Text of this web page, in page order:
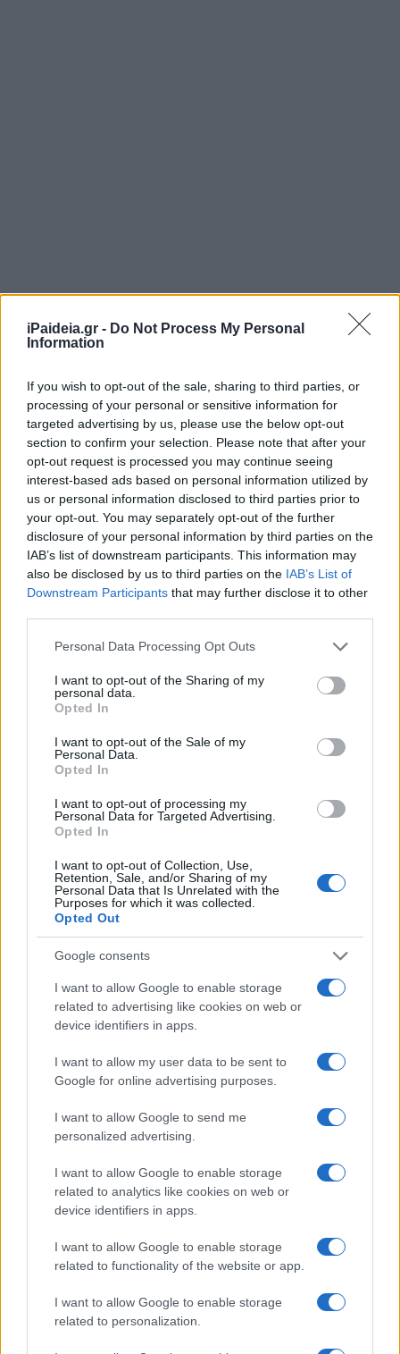
iPaideia.gr - Do Not Process My Personal
Information
If you wish to opt-out of the sale, sharing to third parties, or
processing of your personal or sensitive information for
targeted advertising by us, please use the below opt-out
section to confirm your selection. Please note that after your
opt-out request is processed you may continue seeing
interest-based ads based on personal information utilized by
us or personal information disclosed to third parties prior to
your opt-out. You may separately opt-out of the further
disclosure of your personal information by third parties on the
IAB’s list of downstream participants. This information may
also be disclosed by us to third parties on the IAB’s List of
Downstream Participants that may further disclose it to other
Please note that this website/app uses one or more Google
not limited to your visit or usage behaviour. You may click to
grant or deny consent to Google and its third-party tags to
use your data for below specified purposes in below Google
consent section.
Personal Data Processing Opt Outs
I want to opt-out of the Sharing of my
personal data.
Opted In
I want to opt-out of the Sale of my
Personal Data.
Opted In
I want to opt-out of processing my
Personal Data for Targeted Advertising.
Opted In
I want to opt-out of Collection, Use,
Retention, Sale, and/or Sharing of my
Personal Data that Is Unrelated with the
Purposes for which it was collected.
Opted Out
Google consents
I want to allow Google to enable storage
related to advertising like cookies on web or
device identifiers in apps.
I want to allow my user data to be sent to
Google for online advertising purposes.
I want to allow Google to send me
personalized advertising.
I want to allow Google to enable storage
related to analytics like cookies on web or
device identifiers in apps.
I want to allow Google to enable storage
related to functionality of the website or app.
I want to allow Google to enable storage
related to personalization.
Οιτιμές του πετρελαίου αναμένεται να σημειώσουν
μικρά κέρδη το 2023, καθώς το θολό παγκόσμιο
οικονομικό σκηνικό και οι εξάρσεις της COVID-19 στην
Κίνα απειλούν τη ζήτηση και αντισταθμίζουν τον
αντίκτυπο των ελλειμμάτων προσφοράς που
προκαλούνται από τις κυρώσεις στη Ρωσία, σύμφωνα με
δημοσκόπηση του Reuters.
Μια έρευνα 30 οικονομολόγων και αναλυτών προβλέπει
ότι το Brent θα φθάσει κατά μέσο όρο τα 89,37 δολάρια
το βαρέλι το 2023, περίπου 4,6% χαμηλότερα από την
εκτίμηση για 93,65 δολάρια σε έρευνα του Νοεμβρίου. Το
βαρέλι.
Προσεχώς… ύφεση
«Αναμένουμε ότι η παγκόσμια οικονομία θα διολισθήσει
σε ύφεση στις αρχές του 2023 καθώς γίνονται αισθητές
οι επιπτώσεις του υψηλού πληθωρισμού και της
αύξησης των επιτοκίων», δήλωσε ο Μπράντλεϊ Σάντερς,
βοηθός οικονομολόγος στην Capital Economics.
Το Brent έχει υποχωρήσει περισσότερο από 15% από τις
αρχές Νοεμβρίου και διαπραγματευόταν περίπου στα 84
δολάρια το βαρέλι την Παρασκευή, καθώς η αύξηση των
κρουσμάτων COVID-19 στην Κίνα μείωσε τις προοπτικές
για αύξηση της ζήτησης πετρελαίου στον μεγαλύτερο
εισαγωγέα αργού πετρελαίου στον κόσμο.
Πότε αναμένεται να αυξηθεί η ζήτηση
πετρελαίου θα αυξηθεί σημαντικά το δεύτερο εξάμηνο
COVID-19 στην Κίνα, αλλά και της λιγότερο επιθετικής
στάσης των κεντρικών τραπεζών αναφορικά με τα
Ο αντίκτυπος των δυτικών κυρώσεων στο ρωσικό
πετρέλαιο αναμένεται να είναι ελάχιστος, σύμφωνα με
τη δημοσκόπηση.
«Δεν αναμένουμε επιπτώσεις από το πλαφόν, το οποίο
σχεδιάστηκε για να δώσει διαπραγματευτική δύναμη σε
αγοραστές τρίτων χωρών», ανέφεραν αναλυτές της